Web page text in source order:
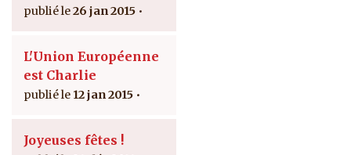
26 jan 2015
L'Union Européenne
est Charlie
12 jan 2015
Joyeuses fêtes !